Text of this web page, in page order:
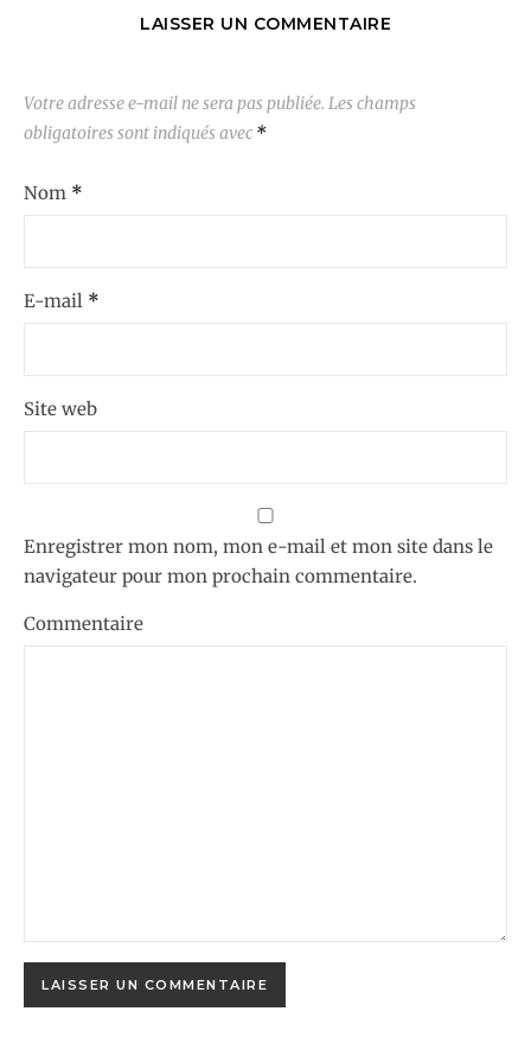
LAISSER UN COMMENTAIRE
Votre adresse e-mail ne sera pas publiée. Les champs
obligatoires sont indiqués avec *
Nom *
E-mail *
Site web
Enregistrer mon nom, mon e-mail et mon site dans le
navigateur pour mon prochain commentaire.
Commentaire